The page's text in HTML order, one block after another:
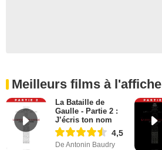
Meilleurs films à l'affiche
La Bataille de
Gaulle - Partie 2 :
J’écris ton nom
4,5
De Antonin Baudry